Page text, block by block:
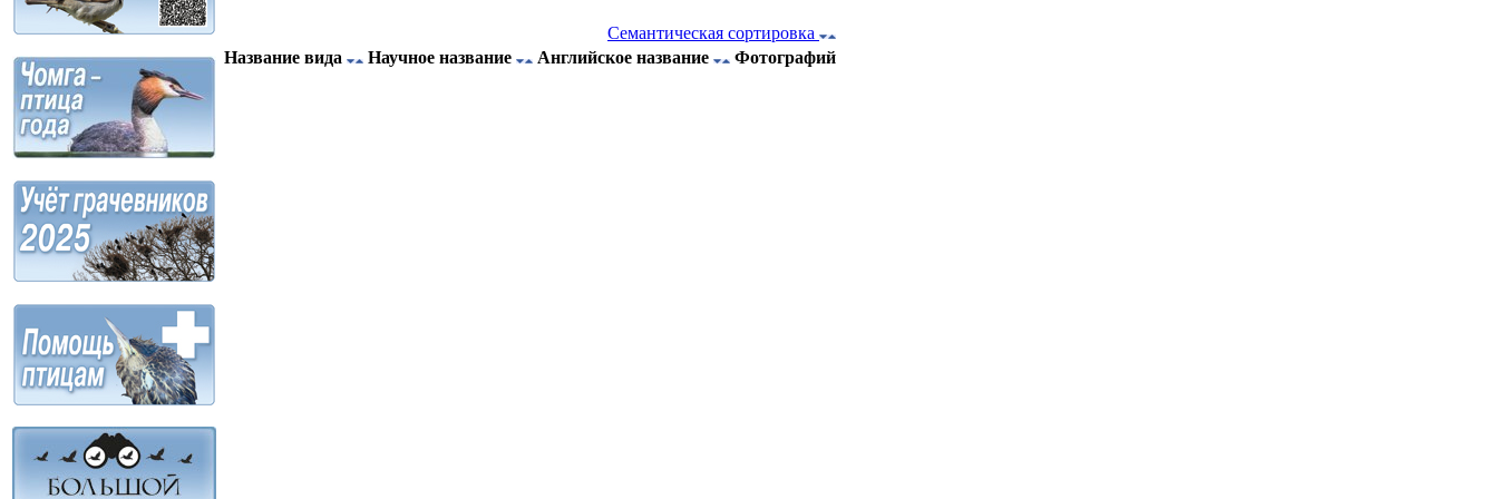
Семантическая сортировка
Название вида
Научное название Английское название Фотографий